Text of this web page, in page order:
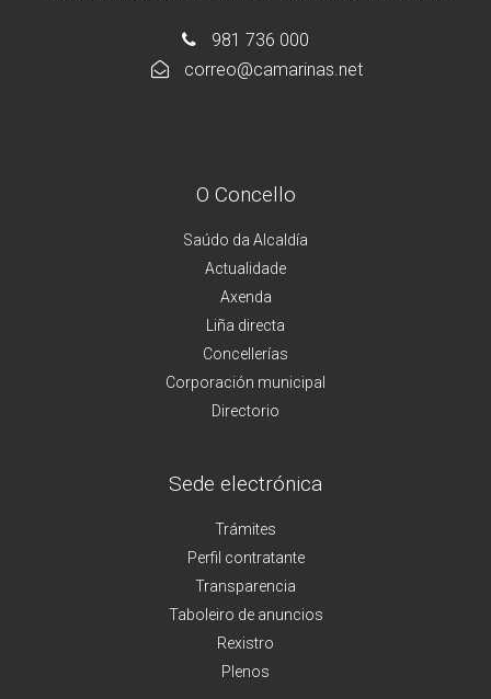
981 736 000
correo@camarinas.net
O Concello
Saúdo da Alcaldía
Actualidade
Axenda
Liña directa
Concellerías
Corporación municipal
Directorio
Sede electrónica
Trámites
Perfil contratante
Transparencia
Taboleiro de anuncios
Rexistro
Plenos